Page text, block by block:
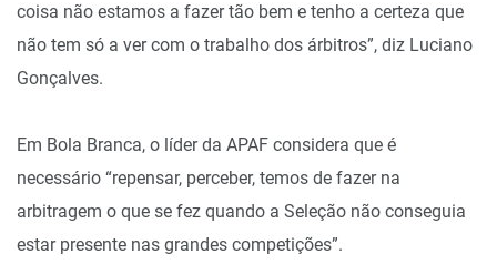
coisa não estamos a fazer tão bem e tenho a certeza que
não tem só a ver com o trabalho dos árbitros”, diz Luciano
Gonçalves.
Em Bola Branca, o líder da APAF considera que é
necessário “repensar, perceber, temos de fazer na
arbitragem o que se fez quando a Seleção não conseguia
estar presente nas grandes competições”.